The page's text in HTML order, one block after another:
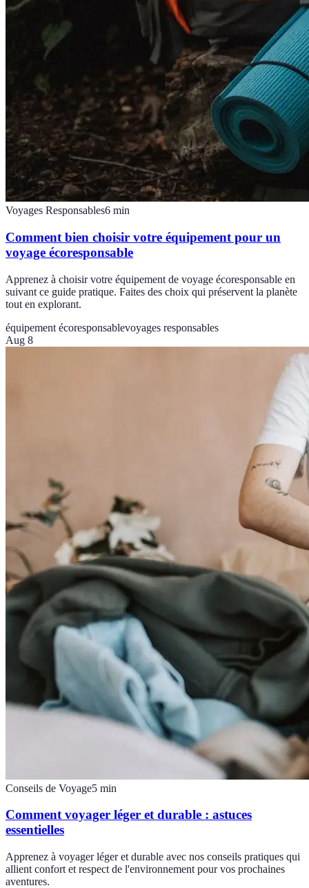
Voyages Responsables6 min
Comment bien choisir votre équipement pour un
voyage écoresponsable
Apprenez à choisir votre équipement de voyage écoresponsable en
suivant ce guide pratique. Faites des choix qui préservent la planète
tout en explorant.
équipement écoresponsablevoyages responsables
Aug 8
Conseils de Voyage5 min
Comment voyager léger et durable : astuces
essentielles
Apprenez à voyager léger et durable avec nos conseils pratiques qui
allient confort et respect de l'environnement pour vos prochaines
aventures.